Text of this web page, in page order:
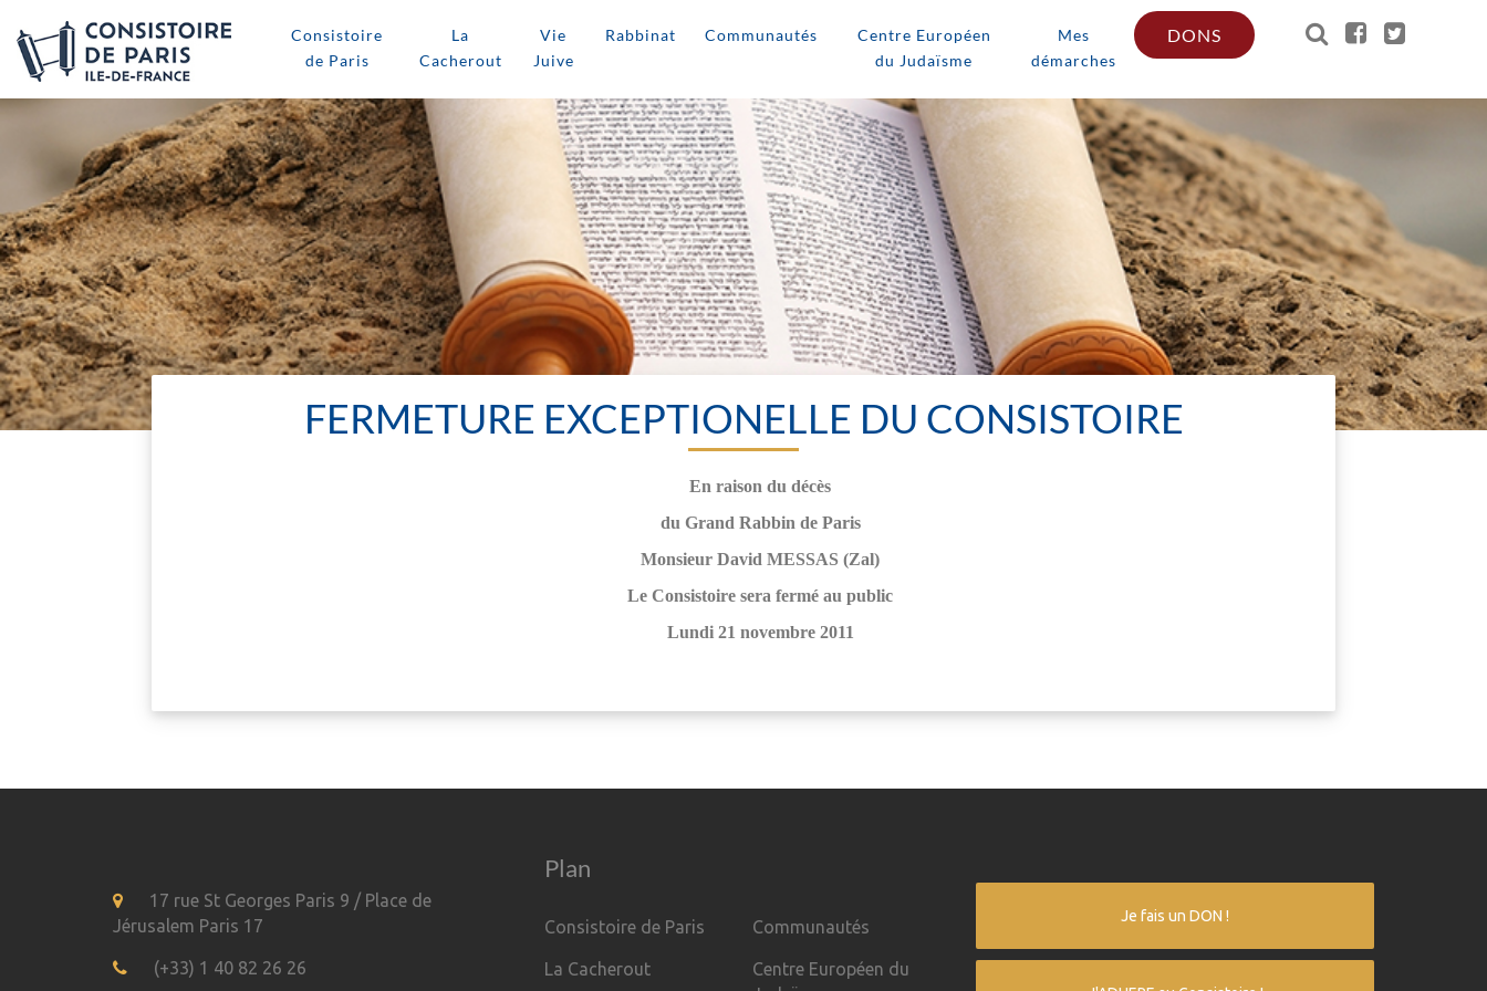
Consistoire
de Paris
La
Cacherout
Vie
Juive
Rabbinat Communautés
Centre Européen
du Judaïsme
Mes
démarches
DONS
FERMETURE EXCEPTIONELLE DU CONSISTOIRE
En raison du décès
du Grand Rabbin de Paris
Monsieur David MESSAS (Zal)
Le Consistoire sera fermé au public
Lundi 21 novembre 2011
17 rue St Georges Paris 9 / Place de
Jérusalem Paris 17
(+33) 1 40 82 26 26
Plan
Consistoire de Paris
La Cacherout
Communautés
Centre Européen du
Je fais un DON !